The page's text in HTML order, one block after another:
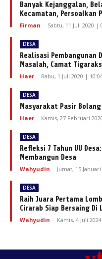
Banyak Kejanggalan,
Kecamatan, Persoalkan
Firman - Sabtu, 11 Juli 2020 |
DESA
Realisasi Pembangunan
Masalah, Camat
Haer - Rabu, 1 Juli 2020 |
DESA
Masyarakat Pasir
Haer - Kamis, 27 Februari
DESA
Refleksi 7 Tahun UU
Membangun Desa
Wahyudin - Jumat, 15
DESA
Raih Juara Pertama
Cirarab Siap Bersaing Di
Wahyudin - Kamis, 4 Juli